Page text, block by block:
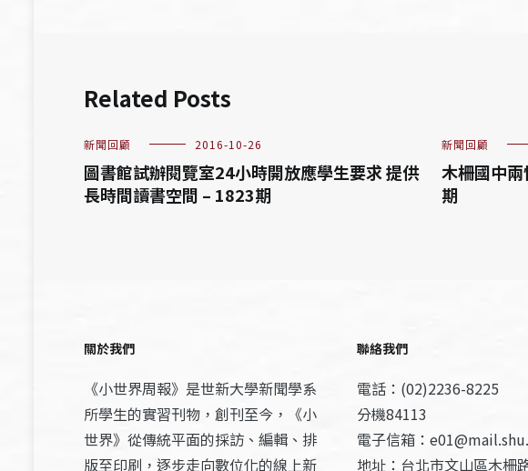
Related Posts
新聞回顧 2016-10-26
圖書館試辦閱覽室24小時開放應學生要求 提供
長時間讀書空間 – 1823期
新聞回顧
木柵國中
期
關於我們
《小世界周報》是世新大學新聞學系
所學生的實習刊物，創刊至今，《小
世界》從傳統平面的採訪、編輯、排
版至印刷，逐步走向數位化的線上新
聯絡我們
電話：(02)2236-8225
分機84113
電子信箱：
地址：台北市文山區木柵